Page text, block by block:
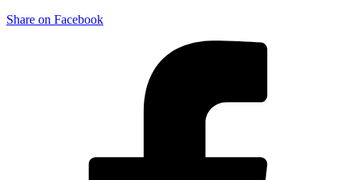
Share on Facebook